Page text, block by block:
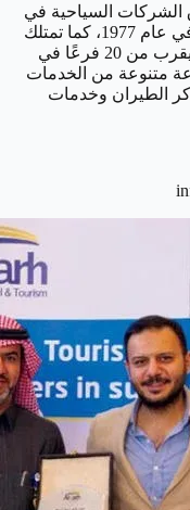
الشركات السياحية في
المملكة العربية السعودية، حيث تأسست في عام 1977، كما تمتلك
الشركة خبرة تزيد عن 37 عامًا وتمتلك ما يقرب من 20 فرعًا في
متنوعة من الخدمات
الطيران وخدمات